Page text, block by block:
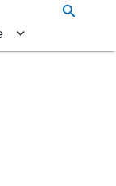
Unternehmen
Untermenü für